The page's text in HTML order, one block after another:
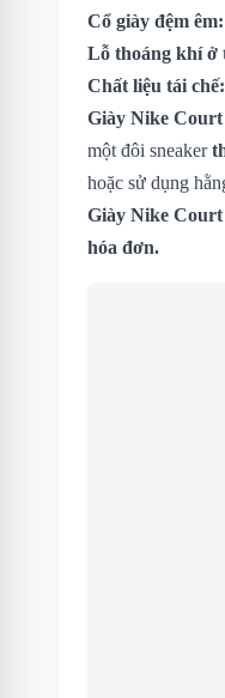
Cổ giày đệm êm:
Lỗ thoáng khí ở
Chất liệu tái chế:
Giày Nike
một đôi sneaker
hoặc sử dụng
Giày Nike Court
hóa đơn.